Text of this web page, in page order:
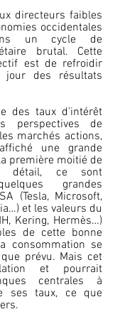
directeurs faibles
occidentales
un cycle de
brutal. Cette
est de refroidir
jour des résultats
des taux d’intérêt
perspectives de
marchés actions,
une grande
première moitié de
détail, ce sont
grandes
(Tesla, Microsoft,
et les valeurs du
Kering, Hermès…)
de cette bonne
consommation se
prévu. Mais cet
et pourrait
centrales à
ses taux, ce que